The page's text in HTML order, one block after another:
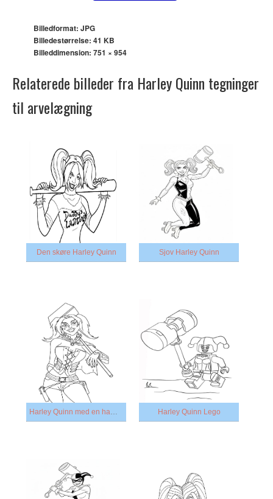
Billedformat: JPG
Billedestørrelse: 41 KB
Billeddimension: 751 × 954
Relaterede billeder fra Harley Quinn tegninger
til arvelægning
Den skøre Harley Quinn Sjov Harley Quinn
Harley Quinn med en hammer Harley Quinn Lego